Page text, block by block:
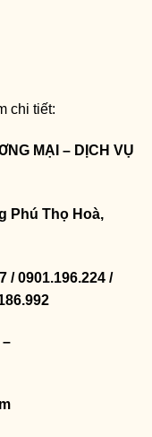
chi tiết:
MẠI – DỊCH VỤ
Phú Thọ Hoà,
/ 0901.196.224 /